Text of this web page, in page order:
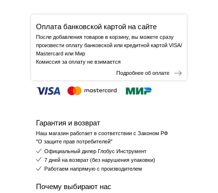
Оплата банковской картой на сайте
После добавления товаров в корзину, вы можете сразу
произвести оплату банковской или кредитной картой VISA/
Mastercard или Мир
Комиссия за оплату не взимается
Подробнее об оплате
Гарантия и возврат
Наш магазин работает в соответствии с Законом РФ
"О защите прав потребителей"
Почему выбирают нас
Официальный дилер Глобус Инструмент
7 дней на возврат (без нарушения упаковки)
Работаем напрямую с производителем